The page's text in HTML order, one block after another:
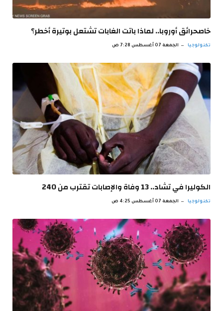
خاصحرائق أوروبا.. لماذا باتت الغابات تشتعل بوتيرة أخطر؟
تكنولوجيا الجمعة 07 أغسطس 7:28 ص
الكوليرا في تشاد.. 13 وفاة والإصابات تقترب من 240
تكنولوجيا الجمعة 07 أغسطس 4:25 ص